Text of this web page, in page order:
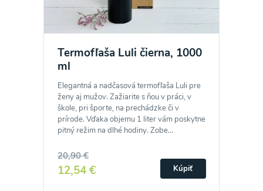
Termofľaša Luli čierna, 1000
ml
Elegantná a nadčasová termofľaša Luli pre
ženy aj mužov. Zažiarite s ňou v práci, v
škole, pri športe, na prechádzke či v
prírode. Vďaka objemu 1 liter vám poskytne
pitný režim na dlhé hodiny. Zobe...
20,90 €
12,54 € Kúpiť